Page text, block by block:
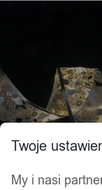
Twoje
My i nasi